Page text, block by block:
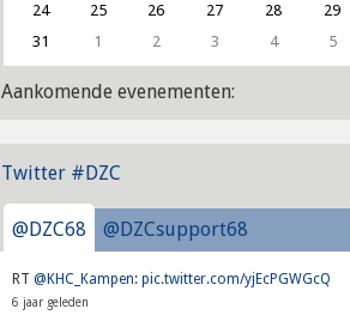
24
25 26 27 28 29
31
1 2 3 4 5
Aankomende evenementen:
Twitter #DZC
@DZC68 @DZCsupport68
RT@KHC_Kampen:pic.twitter.com/yjEcPGWGcQ
6 jaar geleden